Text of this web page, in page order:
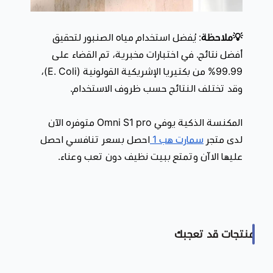
💡ملاحظة: يُفضل استخدام مياه الصنبور لتحقيق
أفضل نتائج. في اختبارات مخبرية، تم القضاء على
99.99% من بكتيريا الإشريكية القولونية (E. Coli)،
وقد تختلف النتائج حسب ظروف الاستخدام.
المكنسة الذكية يوفي Omni S1 pro متوفره الآن
لدى متجر سمارت هب 1
احصل بسعر تنافسي احصل
عليها الاآن وتمتع ببيت نظيف دون تعب وعناء.
منتجات قد تعجبك